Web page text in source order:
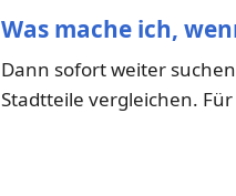
Was mache ich,
Dann sofort weiter
Stadtteile vergleichen.